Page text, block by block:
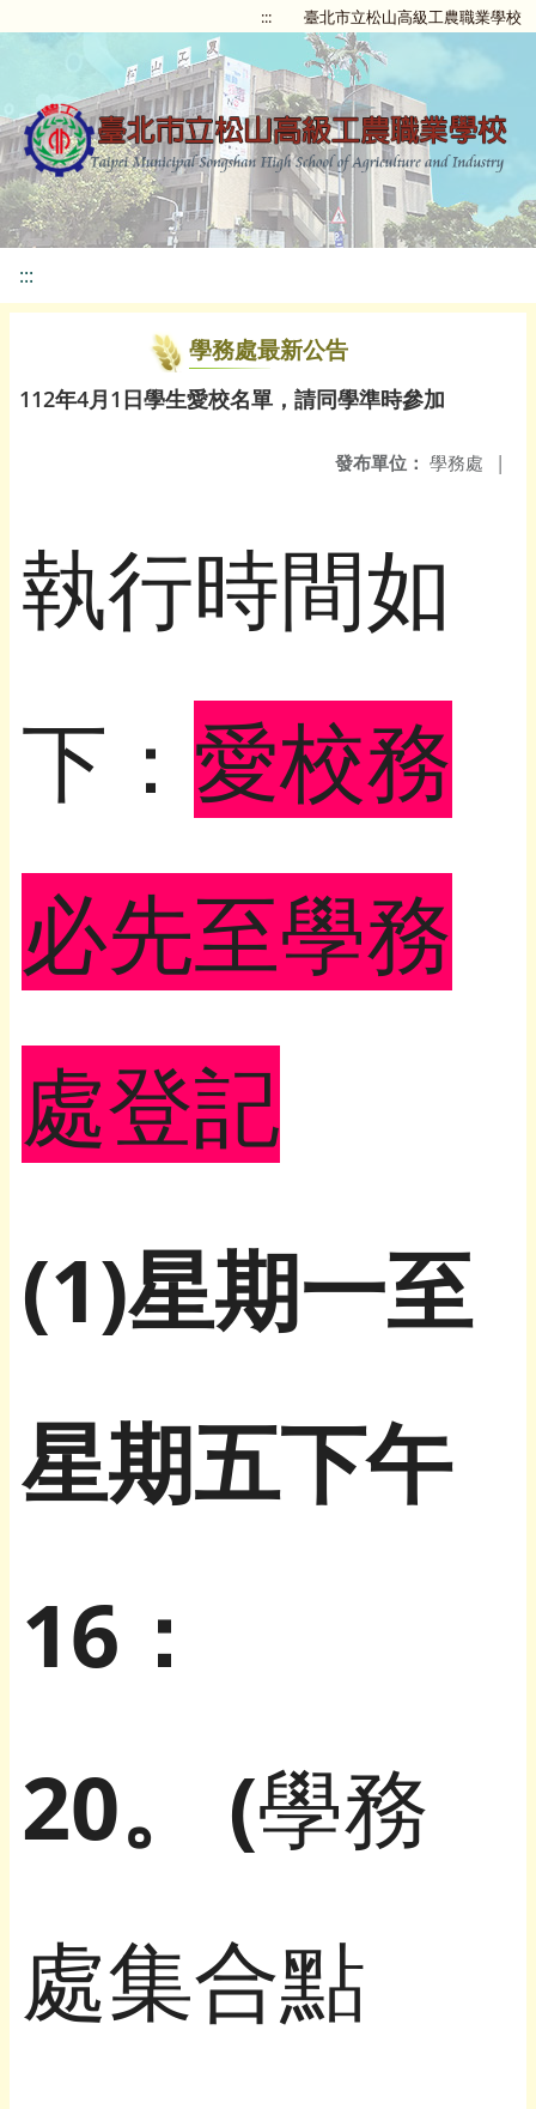
::: 臺北市立松山高級工農職業學校
:::
學務處最新公告
112年4月1日學生愛校名單，請同學準時參加
發布單位： 學務處 |
執行時間如
下： 愛校務
必先至學務
處登記
(1)星期一至
星期五下午
16：
20。 (學務
處集合點